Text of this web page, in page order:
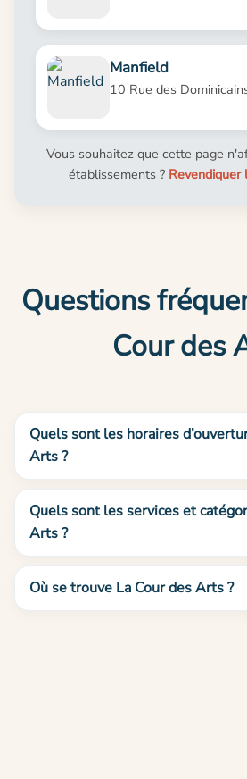
Manfield
10 Rue des
Vous souhaitez que cette page
établissements ? Revendiquer
Questions
Cour des
Quels sont les horaires
Arts ?
Quels sont les services et
Arts ?
Où se trouve La Cour des Arts ?